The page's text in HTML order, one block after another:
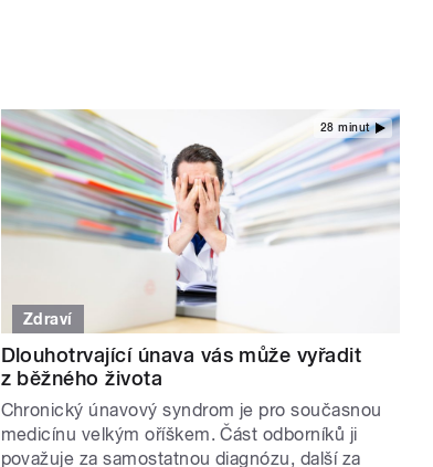
28 minut
Zdraví
Dlouhotrvající únava vás může vyřadit
z běžného života
Chronický únavový syndrom je pro současnou
medicínu velkým oříškem. Část odborníků ji
považuje za samostatnou diagnózu, další za